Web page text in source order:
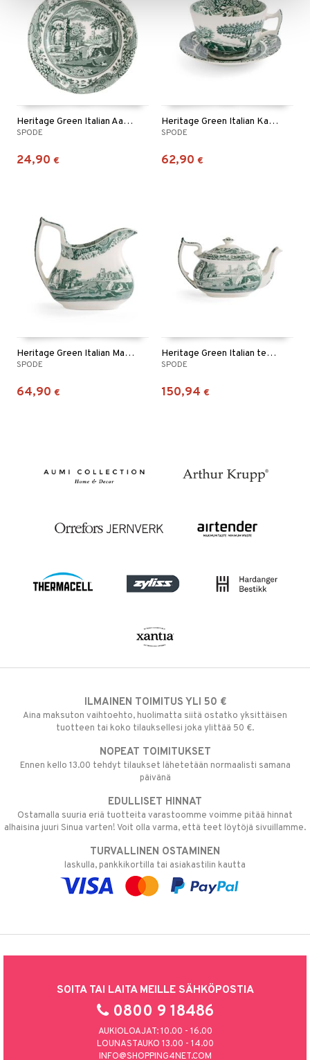
Heritage Green Italian Aamiaiskulho
SPODE
24,90 €
Heritage Green Italian Kahvikuppi ja lautanen
SPODE
62,90 €
Heritage Green Italian Maitokannu
SPODE
64,90 €
Heritage Green Italian teekannu
SPODE
150,94 €
ILMAINEN TOIMITUS YLI 50 €
Aina maksuton vaihtoehto, huolimatta siitä ostatko yksittäisen
tuotteen tai koko tilauksellesi joka ylittää 50 €.
NOPEAT TOIMITUKSET
Ennen kello 13.00 tehdyt tilaukset lähetetään normaalisti samana
päivänä
EDULLISET HINNAT
Ostamalla suuria eriä tuotteita varastoomme voimme pitää hinnat
alhaisina juuri Sinua varten! Voit olla varma, että teet löytöjä sivuillamme.
TURVALLINEN OSTAMINEN
laskulla, pankkikortilla tai asiakastilin kautta
SOITA TAI LAITA MEILLE SÄHKÖPOSTIA
0800 9 18486
AUKIOLOAJAT: 10.00 - 16.00
LOUNASTAUKO 13.00 - 14.00
INFO@SHOPPING4NET.COM